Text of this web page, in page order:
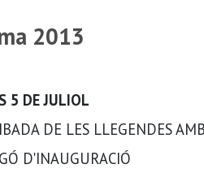
2013
5 DE JULIOL
DE LES LLEGENDES
D'INAUGURACIÓ